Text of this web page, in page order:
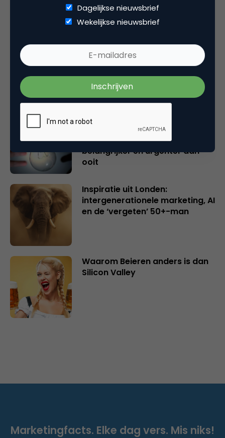
Gerelateerde artikelen
Rebel with or without a cause?
Wake-upcall voor ontwerpers
en merkeigenaren
Creatieve sector als aanjager
van innovatie en ontsluiter en
verbinder van industrieën
belangrijker en urgenter dan
ooit
Inspiratie uit Londen:
intergenerationele marketing, AI
en de ‘vergeten’ 50+-man
Waarom Beieren anders is dan
Silicon Valley
Dagelijkse nieuwsbrief
Wekelijkse nieuwsbrief
Marketingfacts. Elke dag vers. Mis niks!